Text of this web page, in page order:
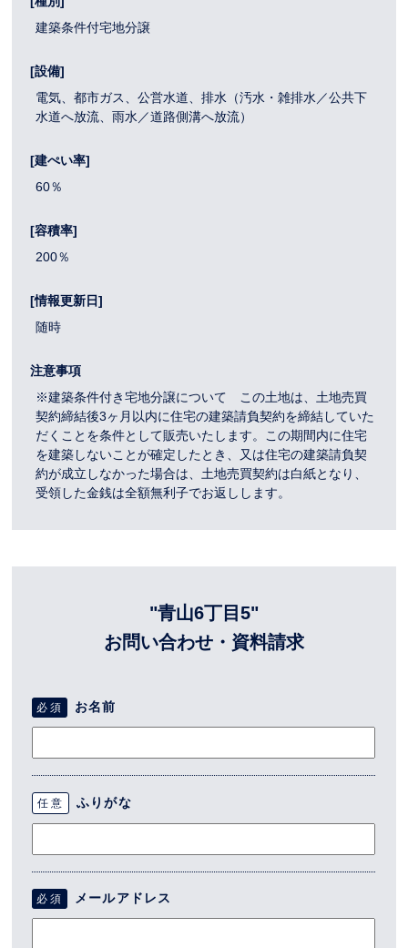
建築条件付宅地分譲
[設備]
電気、都市ガス、公営水道、排水（汚水・雑排水／公共下
水道へ放流、雨水／道路側溝へ放流）
[建ぺい率]
60％
[容積率]
200％
[情報更新日]
随時
注意事項
※建築条件付き宅地分譲について この土地は、土地売買
契約締結後3ヶ月以内に住宅の建築請負契約を締結していた
だくことを条件として販売いたします。この期間内に住宅
を建築しないことが確定したとき、又は住宅の建築請負契
約が成立しなかった場合は、土地売買契約は白紙となり、
受領した金銭は全額無利子でお返しします。
"青山6丁目5"
お問い合わせ・資料請求
必須 お名前
任意 ふりがな
必須 メールアドレス